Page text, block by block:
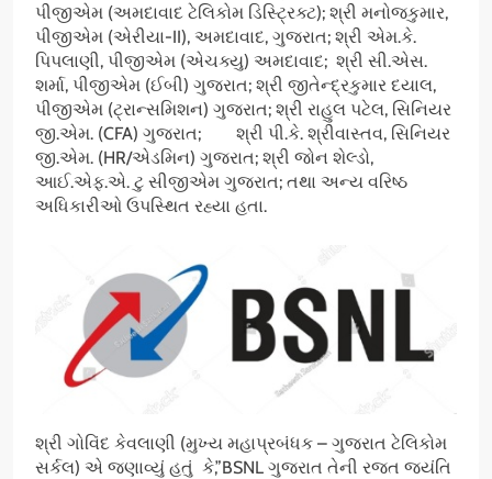
પીજીએમ (અમદાવાદ ટેલિકોમ ડિસ્ટ્રિક્ટ); શ્રી મનોજકુમાર,
પીજીએમ (એરીયા-II), અમદાવાદ, ગુજરાત; શ્રી એમ.કે.
પિપલાણી, પીજીએમ (એચક્યુ) અમદાવાદ; શ્રી સી.એસ.
શર્મા, પીજીએમ (ઈબી) ગુજરાત; શ્રી જીતેન્દ્રકુમાર દયાલ,
પીજીએમ (ટ્રાન્સમિશન) ગુજરાત; શ્રી રાહુલ પટેલ, સિનિયર
જી.એમ. (CFA) ગુજરાત; શ્રી પી.કે. શ્રીવાસ્તવ, સિનિયર
જી.એમ. (HR/એડમિન) ગુજરાત; શ્રી જોન શેલ્ડો,
આઈ.એફ.એ. ટુ સીજીએમ ગુજરાત; તથા અન્ય વરિષ્ઠ
અધિકારીઓ ઉપસ્થિત રહ્યા હતા.
શ્રી ગોવિંદ કેવલાણી (મુખ્ય મહાપ્રબંધક – ગુજરાત ટેલિકોમ
સર્કલ) એ જણાવ્યું હતું કે,”BSNL ગુજરાત તેની રજત જયંતિ